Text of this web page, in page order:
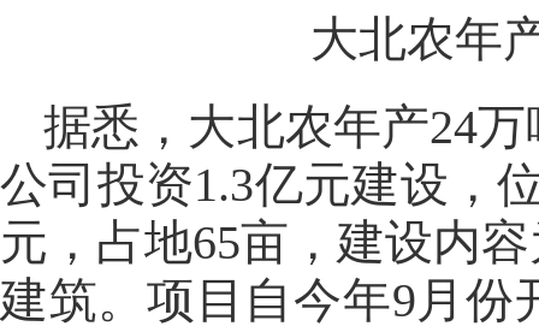
大北农年
据悉，大北农年产24
公司投资1.3亿元建设，
元，占地65亩，建设内
建筑。项目自今年9月份